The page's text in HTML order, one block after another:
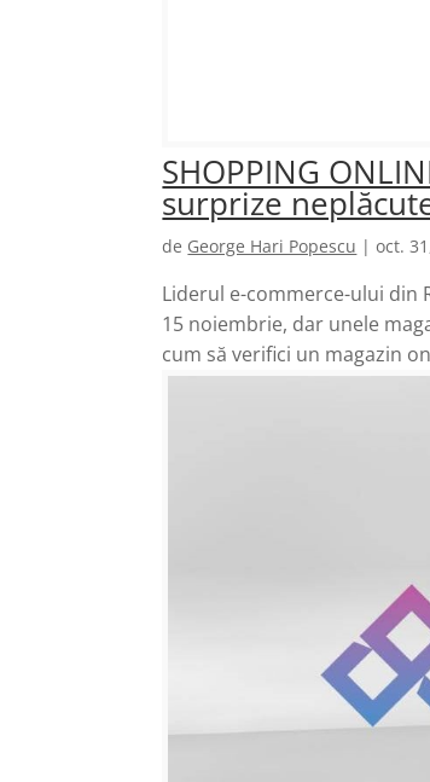
SHOPPING
surprize
de George Hari Popescu |oct.
Liderul e-commerce-ului din
15 noiembrie, dar unele
cum să verifici un magazin